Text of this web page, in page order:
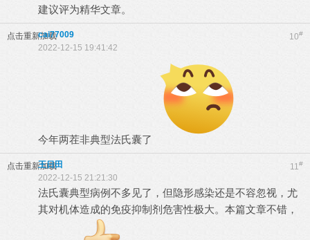
建议评为精华文章。
点击重新加载 10#
cai77009
2022-12-15 19:41:42
今年两茬非典型法氏囊了
点击重新加载 11#
王日田
2022-12-15 21:21:30
法氏囊典型病例不多见了，但隐形感染还是不容忽视，尤
其对机体造成的免疫抑制剂危害性极大。本篇文章不错，